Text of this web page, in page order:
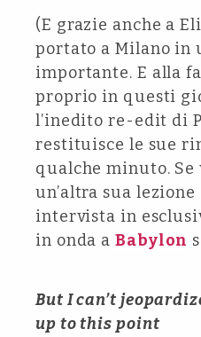
(E grazie anche a
portato a Milano in
importante. E alla
proprio in questi
l’inedito re-edit di
restituisce le sue
qualche minuto. Se
un’altra sua
intervista in
in onda aBabylon
But I can’t
up to this point